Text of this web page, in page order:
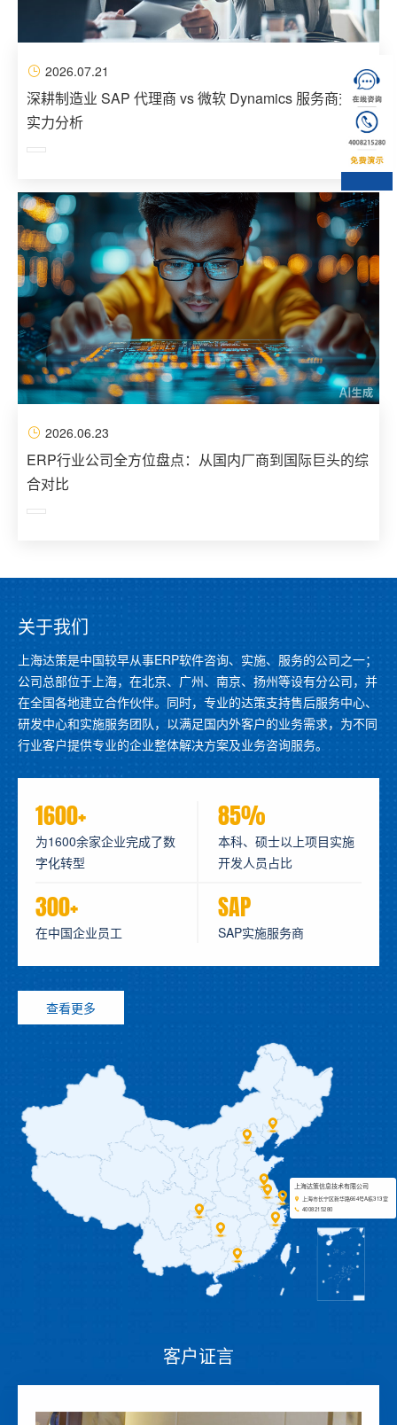
2026.07.21
深耕制造业 SAP 代理商 vs 微软 Dynamics 服务商交付
实力分析
2026.06.23
ERP行业公司全方位盘点：从国内厂商到国际巨头的综
合对比
关于我们
上海达策是中国较早从事ERP软件咨询、实施、服务的公司之一；
公司总部位于上海，在北京、广州、南京、扬州等设有分公司，并
在全国各地建立合作伙伴。同时，专业的达策支持售后服务中心、
研发中心和实施服务团队，以满足国内外客户的业务需求，为不同
行业客户提供专业的企业整体解决方案及业务咨询服务。
1600+
为1600余家企业完成了数
字化转型
85%
本科、硕士以上项目实施
开发人员占比
300+
在中国企业员工
SAP
SAP实施服务商
查看更多
上海达策信息技术有限公司
上海市长宁区新华路664号A栋313室
4008215280
客户证言